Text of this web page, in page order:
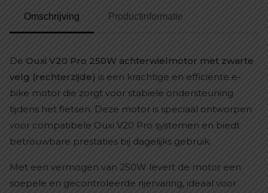
Omschrijving Productinformatie
De Ouxi V20 Pro 250W achterwielmotor met zwarte
velg (rechterzijde) is een krachtige en efficiënte e-
bike motor die zorgt voor stabiele ondersteuning
tijdens het fietsen. Deze motor is speciaal ontworpen
voor compatibele Ouxi V20 Pro systemen en biedt
betrouwbare prestaties bij dagelijks gebruik.
Met een vermogen van 250W levert de motor een
soepele en gecontroleerde rijervaring, ideaal voor